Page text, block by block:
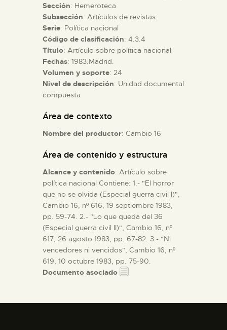
█
EL MUSEO
COLECCIONES
DIDÁCTICA
ESPAÑOL
Sección: Hemeroteca
Subsección: Artículos de revistas.
Serie: Política nacional
Código de clasificación: 4.3.4
Título: Artículo sobre política nacional
Fechas: 1983.Madrid.
Volumen y soporte: 24
Nivel de descripción: Unidad documental
compuesta
Área de contexto
Nombre del productor: Cambio 16
Área de contenido y estructura
Alcance y contenido: Artículo sobre
política nacional Contiene: 1.- "El horror
que no se olvida (Especial guerra civil I)",
Cambio 16, nº 616, 19 septiembre 1983,
pp. 59-74. 2.- "Lo que queda del 36
(Especial guerra civil II)", Cambio 16, nº
617, 26 agosto 1983, pp. 67-82. 3.- "Ni
vencedores ni vencidos", Cambio 16, nº
619, 10 octubre 1983, pp. 75-90.
Documento asociado